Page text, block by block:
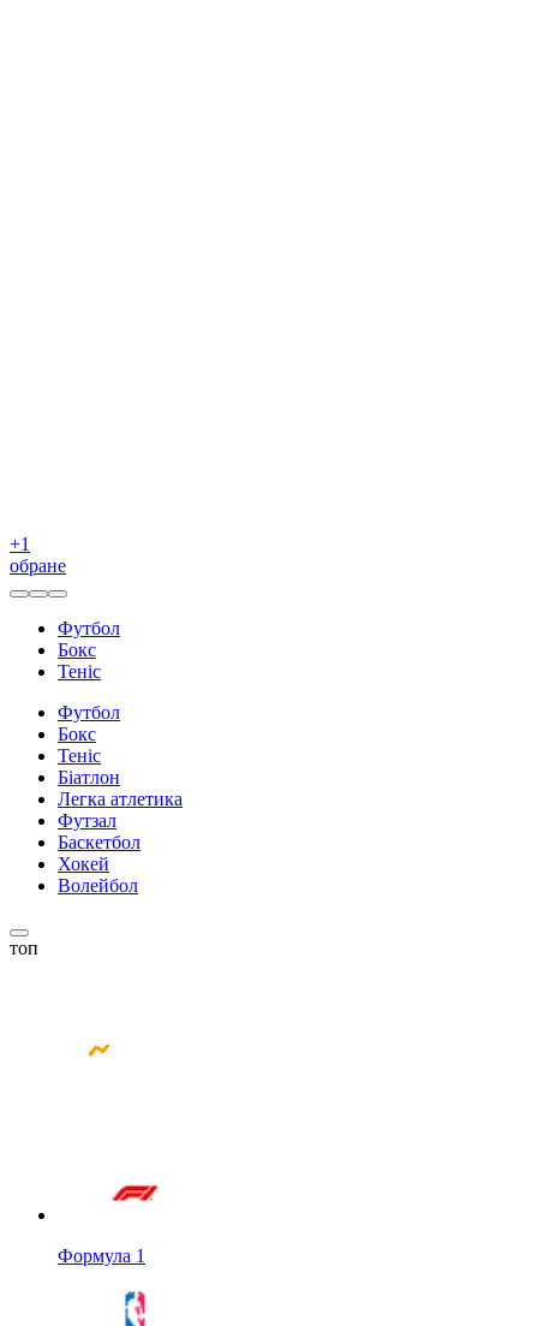
+1
обране
Футбол
Бокс
Теніс
Футбол
Бокс
Теніс
Біатлон
Легка атлетика
Футзал
Баскетбол
Хокей
Волейбол
топ
Формула 1